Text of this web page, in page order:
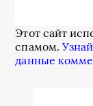
Этот сайт
спамом.
данные